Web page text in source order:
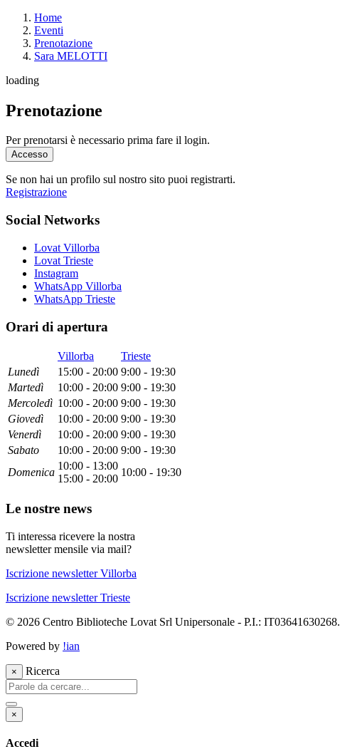
Home
Eventi
Prenotazione
Sara MELOTTI
loading
Prenotazione
Per prenotarsi è necessario prima fare il login.
Accesso
Se non hai un profilo sul nostro sito puoi registrarti.
Registrazione
Social Networks
Lovat Villorba
Lovat Trieste
Instagram
WhatsApp Villorba
WhatsApp Trieste
Orari di apertura
Villorba
Trieste
Lunedì 15:00 - 20:00 9:00 - 19:30
Martedì 10:00 - 20:00 9:00 - 19:30
Mercoledì 10:00 - 20:00 9:00 - 19:30
Giovedì 10:00 - 20:00 9:00 - 19:30
Venerdì 10:00 - 20:00 9:00 - 19:30
Sabato 10:00 - 20:00 9:00 - 19:30
Domenica
10:00 - 13:00
15:00 - 20:00
10:00 - 19:30
Le nostre news
Ti interessa ricevere la nostra
newsletter mensile via mail?
Iscrizione newsletter Villorba
Iscrizione newsletter Trieste
© 2026 Centro Biblioteche Lovat Srl Unipersonale - P.I.: IT03641630268.
Powered by !ian
× Ricerca
×
Accedi